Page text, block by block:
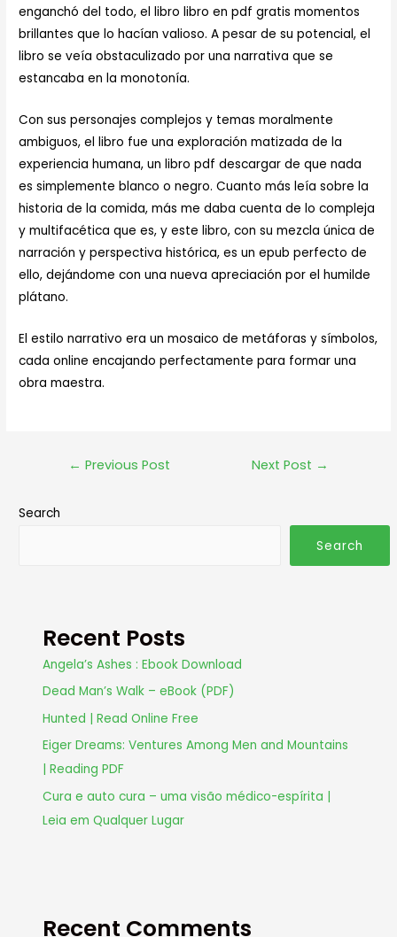
enganchó del todo, el libro libro en pdf gratis momentos
brillantes que lo hacían valioso. A pesar de su potencial, el
libro se veía obstaculizado por una narrativa que se
estancaba en la monotonía.
Con sus personajes complejos y temas moralmente
ambiguos, el libro fue una exploración matizada de la
experiencia humana, un libro pdf descargar de que nada
es simplemente blanco o negro. Cuanto más leía sobre la
historia de la comida, más me daba cuenta de lo compleja
y multifacética que es, y este libro, con su mezcla única de
narración y perspectiva histórica, es un epub perfecto de
ello, dejándome con una nueva apreciación por el humilde
plátano.
El estilo narrativo era un mosaico de metáforas y símbolos,
cada online encajando perfectamente para formar una
obra maestra.
← Previous Post Next Post →
Search
Search
Recent Posts
Angela’s Ashes : Ebook Download
Dead Man’s Walk – eBook (PDF)
Hunted | Read Online Free
Eiger Dreams: Ventures Among Men and Mountains
| Reading PDF
Cura e auto cura – uma visão médico-espírita |
Leia em Qualquer Lugar
Recent Comments